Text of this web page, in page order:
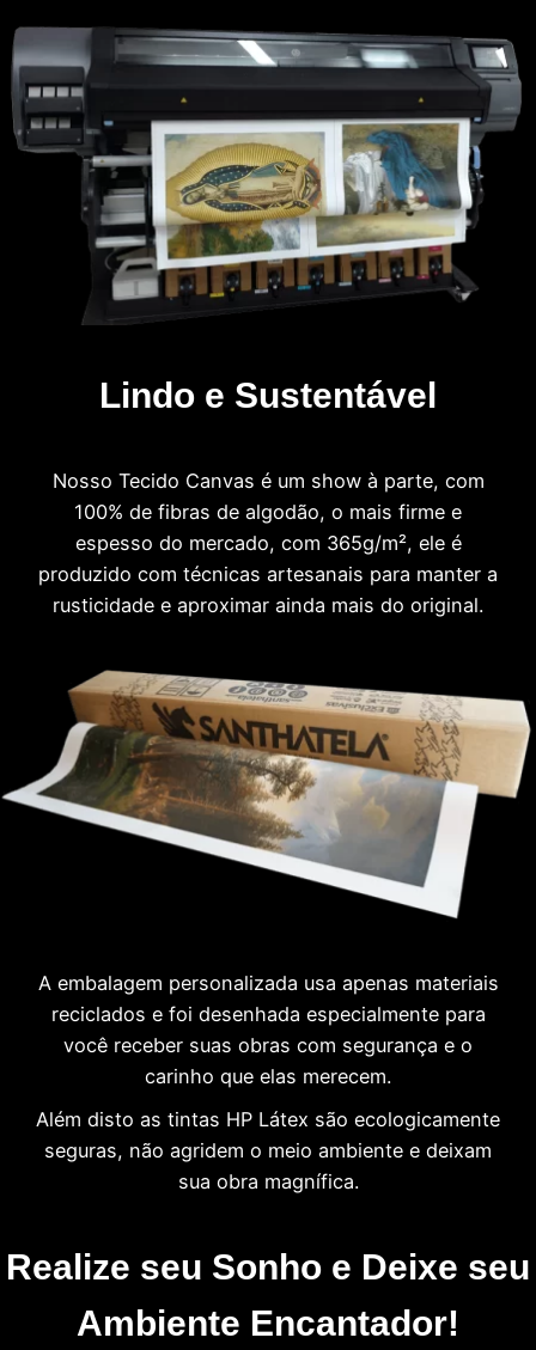
Lindo e Sustentável
Nosso Tecido Canvas é um show à parte, com
100% de fibras de algodão, o mais firme e
espesso do mercado, com 365g/m², ele é
produzido com técnicas artesanais para manter a
rusticidade e aproximar ainda mais do original.
A embalagem personalizada usa apenas materiais
reciclados e foi desenhada especialmente para
você receber suas obras com segurança e o
carinho que elas merecem.
Além disto as tintas HP Látex são ecologicamente
seguras, não agridem o meio ambiente e deixam
sua obra magnífica.
Realize seu Sonho e Deixe seu
Ambiente Encantador!